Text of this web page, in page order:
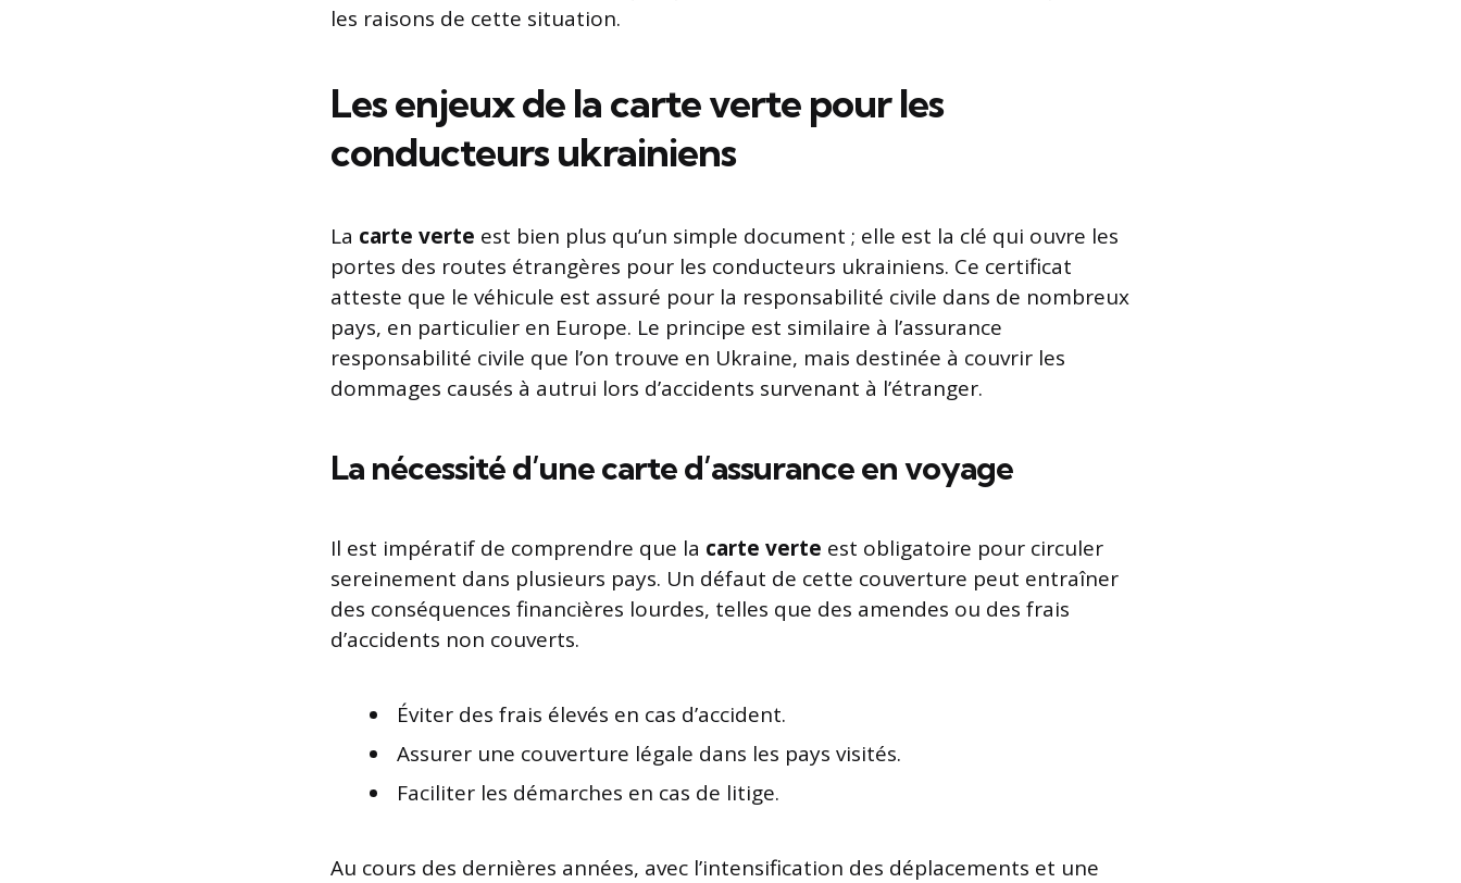
les raisons de cette situation.
Les enjeux de la carte verte pour les
conducteurs ukrainiens
La carte verte est bien plus qu’un simple document ; elle est la clé qui ouvre les
portes des routes étrangères pour les conducteurs ukrainiens. Ce certificat
atteste que le véhicule est assuré pour la responsabilité civile dans de nombreux
pays, en particulier en Europe. Le principe est similaire à l’assurance
responsabilité civile que l’on trouve en Ukraine, mais destinée à couvrir les
dommages causés à autrui lors d’accidents survenant à l’étranger.
La nécessité d’une carte d’assurance en voyage
Il est impératif de comprendre que la carte verte est obligatoire pour circuler
sereinement dans plusieurs pays. Un défaut de cette couverture peut entraîner
des conséquences financières lourdes, telles que des amendes ou des frais
d’accidents non couverts.
Éviter des frais élevés en cas d’accident.
Assurer une couverture légale dans les pays visités.
Faciliter les démarches en cas de litige.
Au cours des dernières années, avec l’intensification des déplacements et une